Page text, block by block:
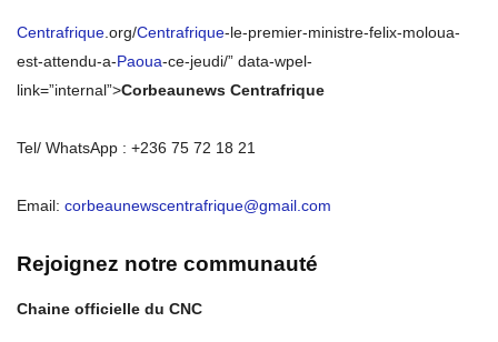
Centrafrique.org/Centrafrique-le-premier-ministre-felix-moloua-
est-attendu-a-Paoua-ce-jeudi/” data-wpel-
link=”internal”>Corbeaunews Centrafrique
Tel/ WhatsApp : +236 75 72 18 21
Email: corbeaunewscentrafrique@gmail.com
Rejoignez notre communauté
Chaine officielle du CNC